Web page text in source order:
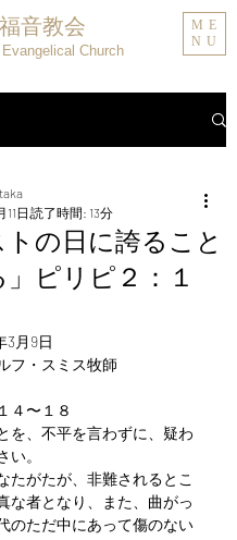
音教会
Church
ME
NU
トの日に誇ること
ピリピ２：１
11日 読了時間: 13分
3月9日
フ・スミス牧師
４〜１８
を、不平を言わずに、疑わ
い。
たがたが、非難されるとこ
な者となり、また、曲がっ
のただ中にあって傷のない